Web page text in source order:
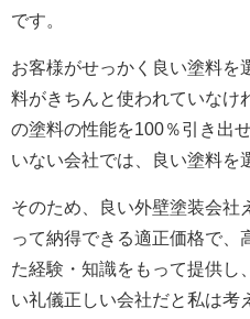
です。
お客様がせっかく良い塗料を
料がきちんと使われていなけ
の塗料の性能を100％引き出
いない会社では、良い塗料を
そのため、良い外壁塗装会社
って納得できる適正価格で、
た経験・知識をもって提供し
い礼儀正しい会社だと私は考